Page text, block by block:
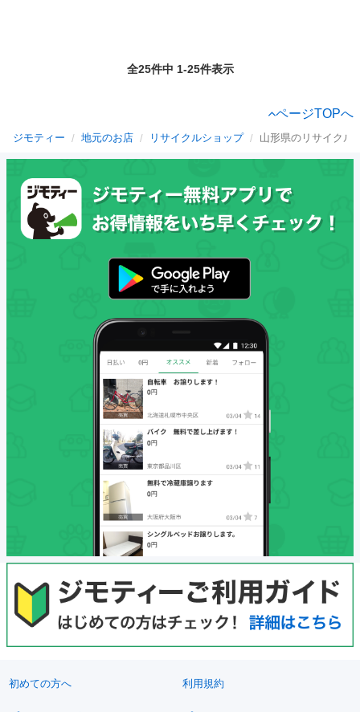
全25件中 1-25件表示
ページTOPへ
ジモティー 地元のお店 リサイクルショップ 山形県のリサイクル
初めての方へ 利用規約